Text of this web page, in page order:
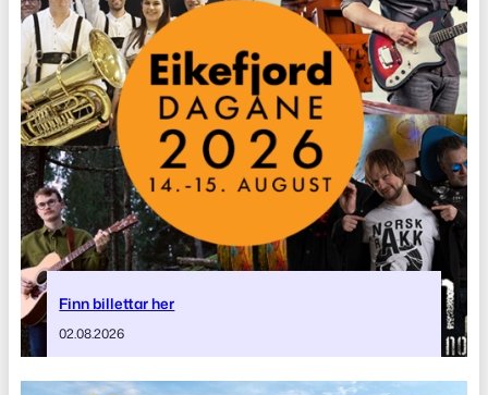
Finn billettar her
02.08.2026